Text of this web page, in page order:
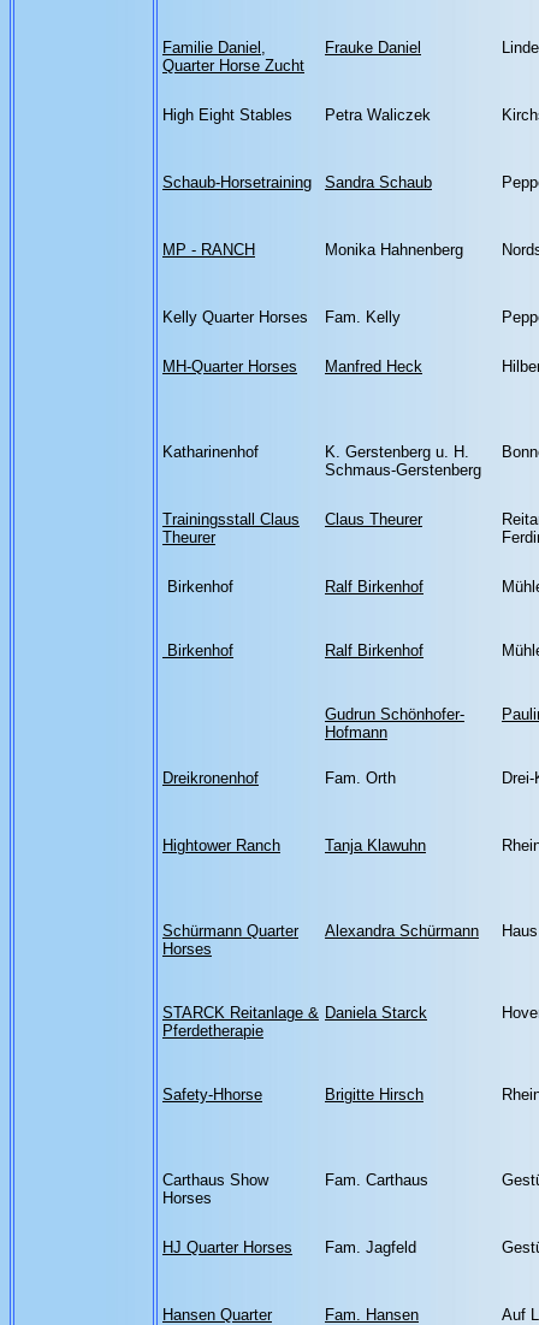
Familie Daniel,
Quarter Horse Zucht
Frauke Daniel
High Eight Stables Petra Waliczek
Schaub-Horsetraining Sandra Schaub
MP - RANCH Monika Hahnenberg
Kelly Quarter Horses Fam. Kelly
MH-Quarter Horses Manfred Heck
Katharinenhof
K. Gerstenberg u. H.
Schmaus-Gerstenberg
Trainingsstall Claus
Theurer
Claus Theurer
Birkenhof Ralf Birkenhof
Birkenhof Ralf Birkenhof
Gudrun Schönhofer-
Hofmann
Dreikronenhof Fam. Orth
Hightower Ranch Tanja Klawuhn
Schürmann Quarter
Horses
Alexandra Schürmann
STARCK Reitanlage &
Pferdetherapie
Daniela Starck
Safety-Hhorse Brigitte Hirsch
Carthaus Show
Horses
Fam. Carthaus
HJ Quarter Horses Fam. Jagfeld
Hansen Quarter
Fam. Hansen Auf